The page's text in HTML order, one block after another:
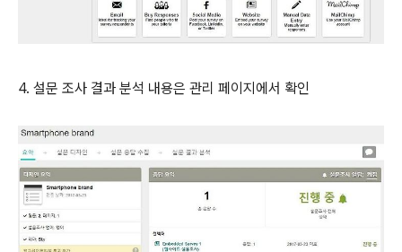
4. 설문 조사 결과 분석 내용은 관리 페이지에서 확인